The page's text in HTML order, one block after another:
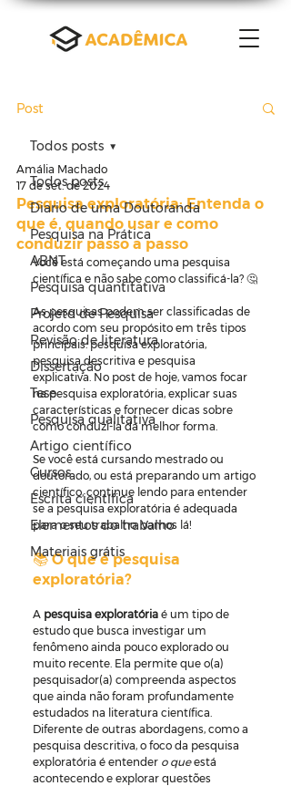
Post
Todos posts
Diario de uma Doutoranda
Pesquisa na Prática
ABNT
Pesquisa quantitativa
Projeto de Pesquisa
Revisão de literatura
Dissertação
Tese
Pesquisa qualitativa
Artigo científico
Cursos
Escrita científica
Elementos do trabalho
Materiais grátis
Todos posts
Pesquisa exploratória: Entenda o
que é, quando usar e como
conduzir passo a passo
Amália Machado
17 de set. de 2024
Você está começando uma pesquisa
científica e não sabe como classificá-la? 🤔
As pesquisas podem ser classificadas de
acordo com seu propósito em três tipos
principais: pesquisa exploratória,
pesquisa descritiva e pesquisa
explicativa. No post de hoje, vamos focar
na pesquisa exploratória, explicar suas
características e fornecer dicas sobre
como conduzi-la da melhor forma.
Se você está cursando mestrado ou
doutorado, ou está preparando um artigo
científico, continue lendo para entender
se a pesquisa exploratória é adequada
para o seu trabalho. Vamos lá!
📚 O que é pesquisa
exploratória?
A pesquisa exploratória é um tipo de
estudo que busca investigar um
fenômeno ainda pouco explorado ou
muito recente. Ela permite que o(a)
pesquisador(a) compreenda aspectos
que ainda não foram profundamente
estudados na literatura científica.
Diferente de outras abordagens, como a
pesquisa descritiva, o foco da pesquisa
exploratória é entender o que está
acontecendo e explorar questões